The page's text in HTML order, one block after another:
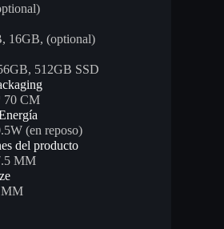
16GB, (optional)
512GB SSD
70 CM
(en reposo)
del producto
MM
MM